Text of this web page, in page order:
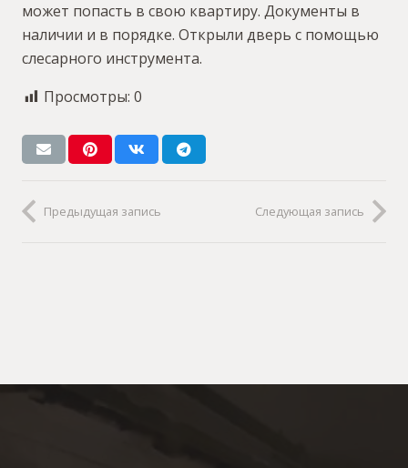
может попасть в свою квартиру. Документы в
наличии и в порядке. Открыли дверь с помощью
слесарного инструмента.
Просмотры: 0
Предыдущая запись Следующая запись